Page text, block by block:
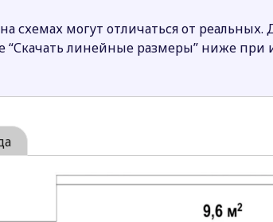
с комфортном разместиться
просторная терраса.
схемах могут отличаться от
линейные размеры” ниже